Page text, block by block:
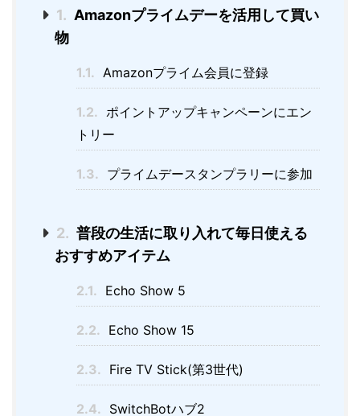
1. Amazonプライムデーを活用して買い
物
1.1. Amazonプライム会員に登録
1.2. ポイントアップキャンペーンにエン
トリー
1.3. プライムデースタンプラリーに参加
2. 普段の生活に取り入れて毎日使える
おすすめアイテム
2.1. Echo Show 5
2.2. Echo Show 15
2.3. Fire TV Stick(第3世代)
2.4. SwitchBotハブ2